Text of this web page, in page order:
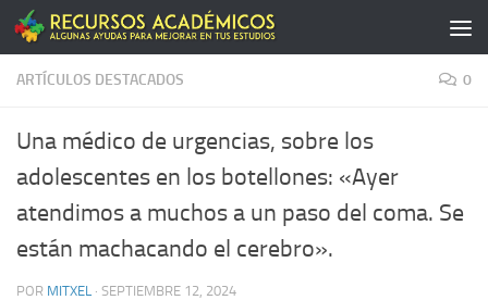
Saltar al contenido
ARTÍCULOS DESTACADOS 0
Una médico de urgencias, sobre los
adolescentes en los botellones: «Ayer
atendimos a muchos a un paso del coma. Se
están machacando el cerebro».
POR MITXEL · SEPTIEMBRE 12, 2024